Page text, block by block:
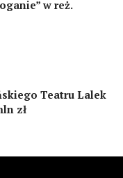
w reż.
Teatru Lalek
zł